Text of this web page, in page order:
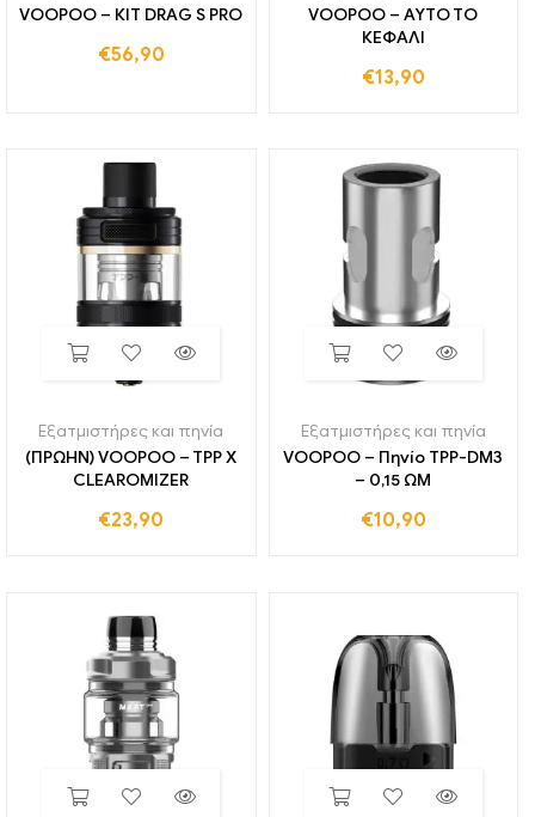
VOOPOO – ΚΙΤ DRAG S PRO
€56,90
VOOPOO – ΑΥΤΟ ΤΟ
ΚΕΦΑΛΙ
€13,90
Εξατμιστήρες και πηνία
(ΠΡΩΗΝ) VOOPOO – TPP X
CLEAROMIZER
€23,90
Εξατμιστήρες και πηνία
VOOPOO – Πηνίο TPP-DM3
– 0,15 ΩΜ
€10,90